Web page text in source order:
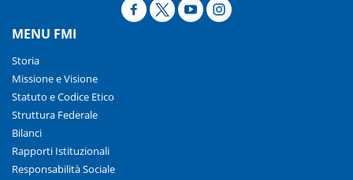
MENU FMI
Storia
Missione e Visione
Statuto e Codice Etico
Struttura Federale
Bilanci
Rapporti Istituzionali
Responsabilità Sociale